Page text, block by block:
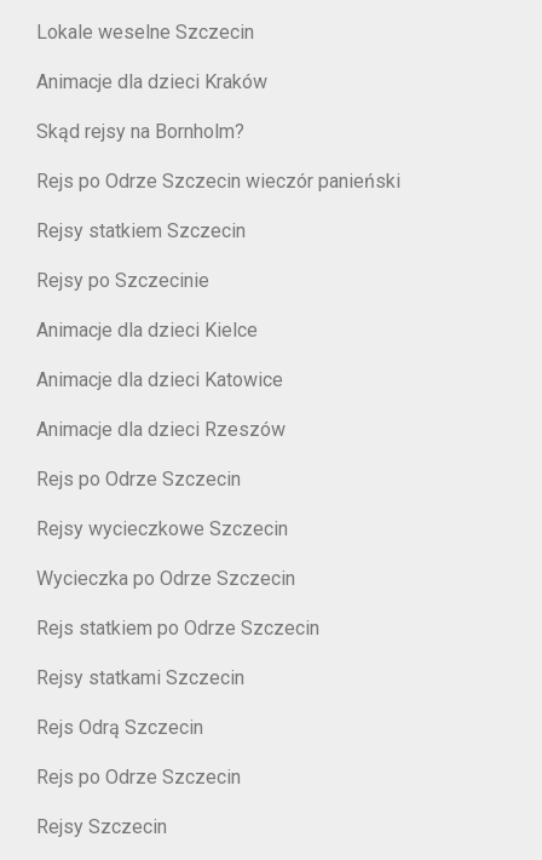
Lokale weselne Szczecin
Animacje dla dzieci Kraków
Skąd rejsy na Bornholm?
Rejs po Odrze Szczecin wieczór panieński
Rejsy statkiem Szczecin
Rejsy po Szczecinie
Animacje dla dzieci Kielce
Animacje dla dzieci Katowice
Animacje dla dzieci Rzeszów
Rejs po Odrze Szczecin
Rejsy wycieczkowe Szczecin
Wycieczka po Odrze Szczecin
Rejs statkiem po Odrze Szczecin
Rejsy statkami Szczecin
Rejs Odrą Szczecin
Rejs po Odrze Szczecin
Rejsy Szczecin